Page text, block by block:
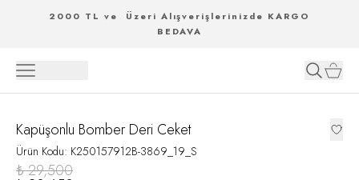
2000 TL ve Üzeri Alışverişlerinizde KARGO
BEDAVA
Kapüşonlu Bomber Deri Ceket
Ürün Kodu: K250157912B-3869_19_S
₺ 29,500